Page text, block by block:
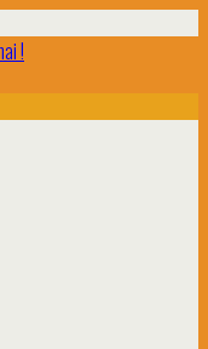
!